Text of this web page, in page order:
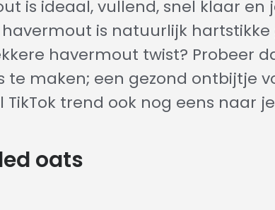
is ideaal, vullend, snel klaar en
is natuurlijk hartstikke
havermout twist? Probeer
maken; een gezond ontbijtje
trend ook nog eens naar
oats